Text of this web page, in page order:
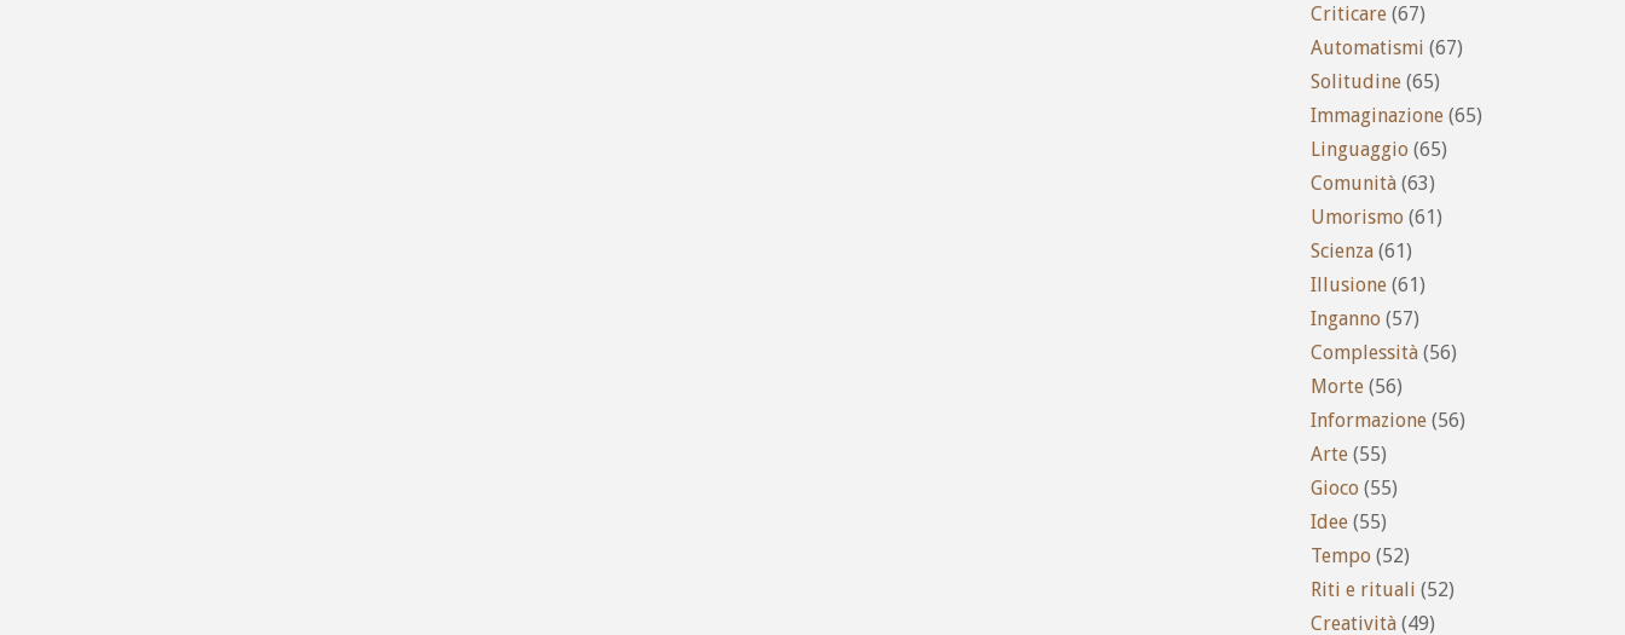
Criticare (67)
Automatismi (67)
Solitudine (65)
Immaginazione (65)
Linguaggio (65)
Comunità (63)
Umorismo (61)
Scienza (61)
Illusione (61)
Inganno (57)
Complessità (56)
Morte (56)
Informazione (56)
Arte (55)
Gioco (55)
Idee (55)
Tempo (52)
Riti e rituali (52)
Creatività (49)